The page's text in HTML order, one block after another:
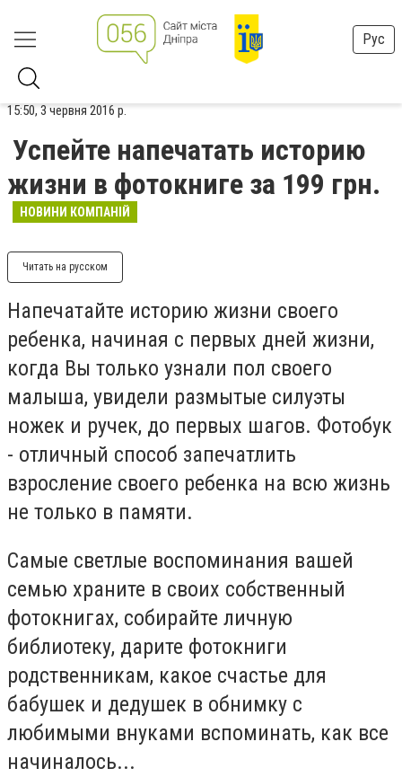
Рус
15:50, 3 червня 2016 р.
Успейте напечатать историю
жизни в фотокниге за 199 грн.
НОВИНИ КОМПАНІЙ
Читать на русском
Напечатайте историю жизни своего
ребенка, начиная с первых дней жизни,
когда Вы только узнали пол своего
малыша, увидели размытые силуэты
ножек и ручек, до первых шагов. Фотобук
- отличный способ запечатлить
взросление своего ребенка на всю жизнь
не только в памяти.
Самые светлые воспоминания вашей
семью храните в своих собственный
фотокнигах, собирайте личную
библиотеку, дарите фотокниги
родственникам, какое счастье для
бабушек и дедушек в обнимку с
любимыми внуками вспоминать, как все
начиналось...